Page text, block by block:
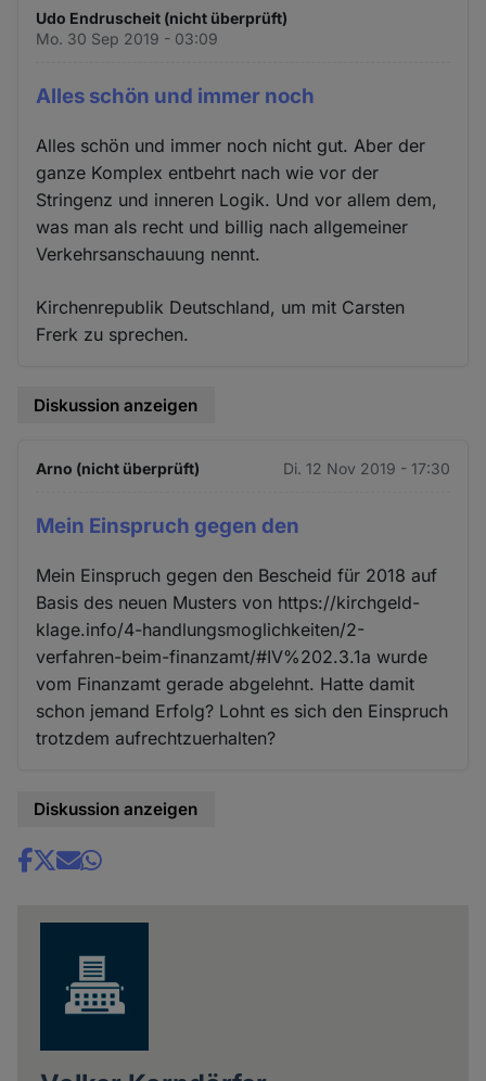
Udo Endruscheit (nicht überprüft)
Mo. 30 Sep 2019 - 03:09
Alles schön und immer noch
Alles schön und immer noch nicht gut. Aber der
ganze Komplex entbehrt nach wie vor der
Stringenz und inneren Logik. Und vor allem dem,
was man als recht und billig nach allgemeiner
Verkehrsanschauung nennt.
Kirchenrepublik Deutschland, um mit Carsten
Frerk zu sprechen.
Diskussion anzeigen
Arno (nicht überprüft) Di. 12 Nov 2019 - 17:30
Mein Einspruch gegen den
Mein Einspruch gegen den Bescheid für 2018 auf
Basis des neuen Musters von https://kirchgeld-
klage.info/4-handlungsmoglichkeiten/2-
verfahren-beim-finanzamt/#IV%202.3.1a wurde
vom Finanzamt gerade abgelehnt. Hatte damit
schon jemand Erfolg? Lohnt es sich den Einspruch
trotzdem aufrechtzuerhalten?
Diskussion anzeigen
Share